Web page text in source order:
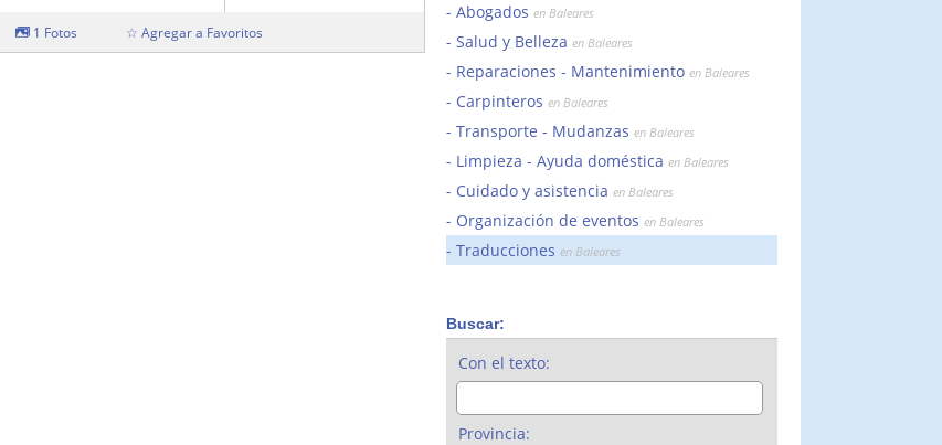
1 Fotos ☆ Agregar a Favoritos
Abogados en Baleares
Salud y Belleza en Baleares
Reparaciones - Mantenimiento en Baleares
Carpinteros en Baleares
Transporte - Mudanzas en Baleares
Limpieza - Ayuda doméstica en Baleares
Cuidado y asistencia en Baleares
Organización de eventos en Baleares
Traducciones en Baleares
Buscar:
Con el texto:
Provincia: